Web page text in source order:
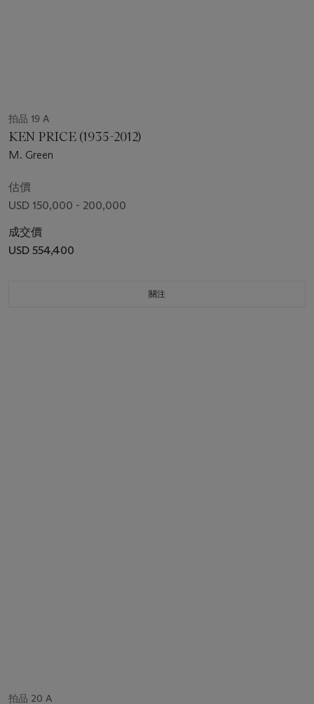
拍品 19 A
KEN PRICE (1935-2012)
M. Green
估價
USD 150,000 - 200,000
成交價
USD 554,400
關注
拍品 20 A